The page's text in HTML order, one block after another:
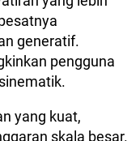
generatif.
pengguna
yang kuat,
skala besar.